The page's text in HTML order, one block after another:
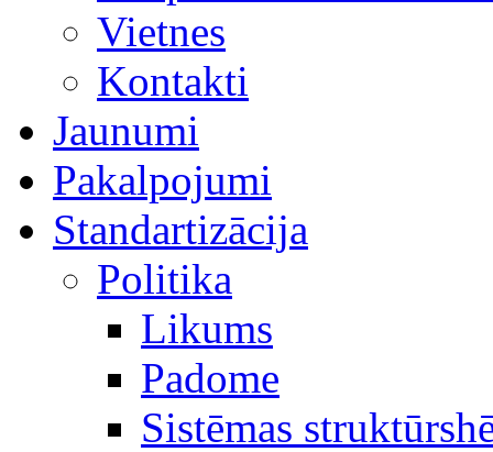
Vietnes
Kontakti
Jaunumi
Pakalpojumi
Standartizācija
Politika
Likums
Padome
Sistēmas